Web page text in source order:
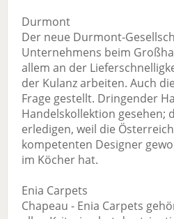
Durmont
Der neue Durmont-
Unternehmens beim
allem an der
der Kulanz arbeiten. Auch
Frage gestellt. Dringender
Handelskollektion gesehen;
erledigen, weil die
kompetenten Designer
im Köcher hat.
Enia Carpets
Chapeau - Enia Carpets